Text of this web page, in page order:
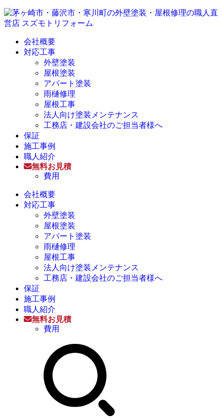
会社概要
対応工事
外壁塗装
屋根塗装
アパート塗装
雨樋修理
屋根工事
法人向け塗装メンテナンス
工務店・建設会社のご担当者様へ
保証
施工事例
職人紹介
無料お見積
費用
会社概要
対応工事
外壁塗装
屋根塗装
アパート塗装
雨樋修理
屋根工事
法人向け塗装メンテナンス
工務店・建設会社のご担当者様へ
保証
施工事例
職人紹介
無料お見積
費用